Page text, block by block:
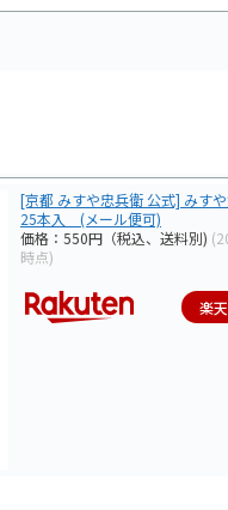
[京都 みすや忠兵衛 公式] みす
25本入 (メール便可)
価格：550円（税込、送料別)
時点)
楽